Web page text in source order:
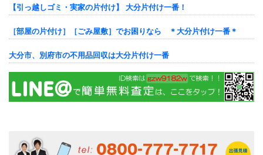
【引っ越しゴミ・実家の片付け】 大分片付け一番！
［部屋の片付け］［ごみ屋敷］でお困りなら ＊大分片付け一番＊
大分市、別府市の不用品回収は大分片付け一番